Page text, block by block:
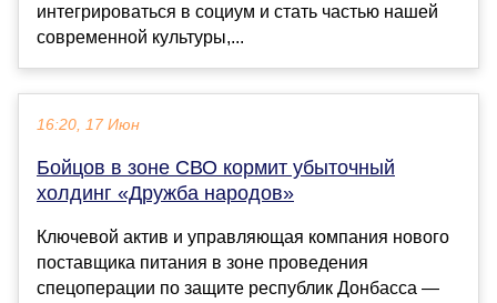
интегрироваться в социум и стать частью нашей
современной культуры,...
16:20, 17 Июн
Бойцов в зоне СВО кормит убыточный
холдинг «Дружба народов»
Ключевой актив и управляющая компания нового
поставщика питания в зоне проведения
спецоперации по защите республик Донбасса —